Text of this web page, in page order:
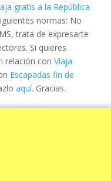
gratis a la República
normas: No
trata de expresarte
Si quieres
relación con Viaja
Escapadas fin de
aquí. Gracias.